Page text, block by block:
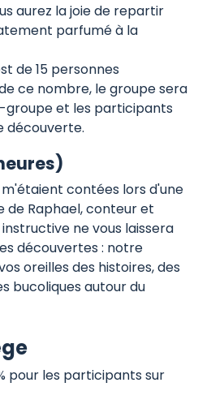
aurez la joie de repartir
parfumé à la
de 15 personnes
ce nombre, le groupe sera
groupe et les participants
découverte.
m'étaient contées lors d'une
de Raphael, conteur et
ne vous laissera
découvertes : notre
oreilles des histoires, des
bucoliques autour du
pour les participants sur